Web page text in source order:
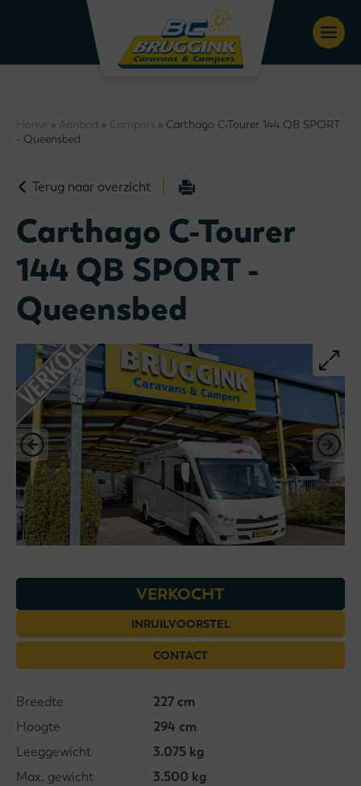
Home » Aanbod » Campers » Carthago C-Tourer 144 QB SPORT
- Queensbed
Terug naar overzicht
Carthago C-Tourer
144 QB SPORT -
Queensbed
VERKOCHT
INRUILVOORSTEL
CONTACT
Breedte
227 cm
Hoogte
294 cm
Leeggewicht
3.075 kg
Max. gewicht
3.500 kg